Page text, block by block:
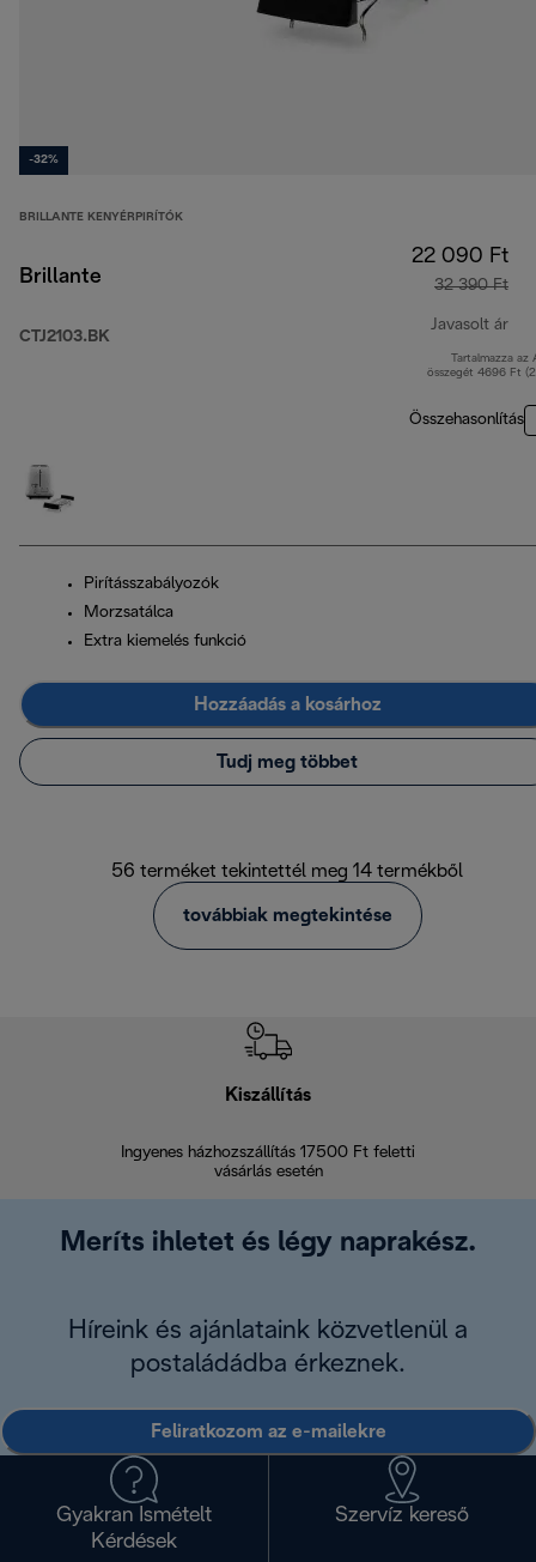
-32%
BRILLANTE KENYÉRPIRÍTÓK
Brillante
CTJ2103.BK
22 090 Ft
32 390 Ft
Javasolt ár
Tartalmazza az
összegét 4696 Ft
Összehasonlítás
Pirításszabályozók
Morzsatálca
Extra kiemelés funkció
Hozzáadás a kosárhoz
Tudj meg többet
56 terméket tekintettél meg 14 termékből
továbbiak megtekintése
Kiszállítás
Ingyenes házhozszállítás 17500 Ft feletti
vásárlás esetén
Meríts ihletet és légy naprakész.
Híreink és ajánlataink közvetlenül a
postaládádba érkeznek.
Feliratkozom az e-mailekre
Gyakran Ismételt
Kérdések
Szervíz kereső